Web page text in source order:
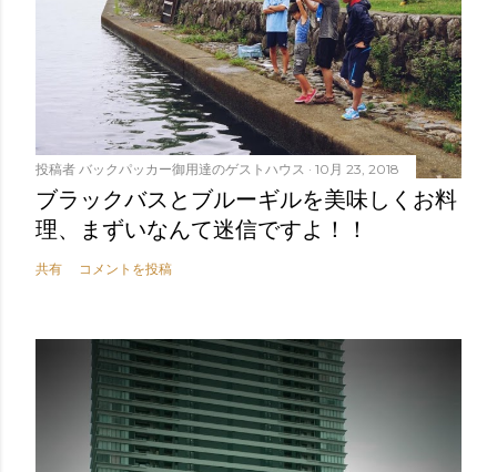
投稿者 バックパッカー御用達のゲストハウス 10月 23, 2018
ブラックバスとブルーギルを美味しくお料
理、まずいなんて迷信ですよ！！
共有 コメントを投稿